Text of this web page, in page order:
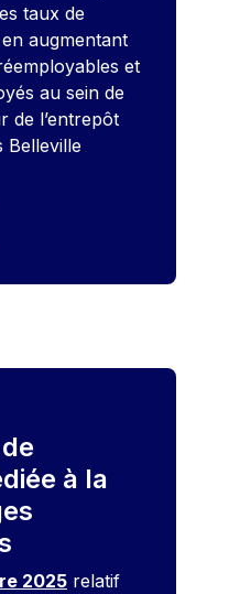
taux de
augmentant
et
au sein de
de l’entrepôt
Belleville
à la
2025 relatif